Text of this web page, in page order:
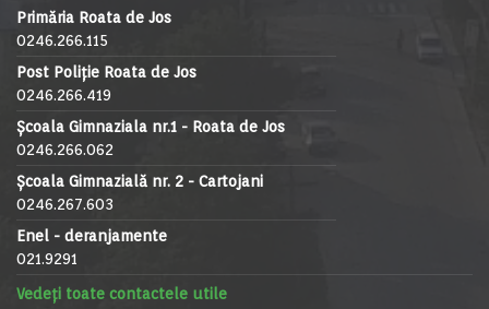
Primăria Roata de Jos
0246.266.115
Post Poliție Roata de Jos
0246.266.419
Școala Gimnaziala nr.1 - Roata de Jos
0246.266.062
Școala Gimnazială nr. 2 - Cartojani
0246.267.603
Enel - deranjamente
021.9291
Vedeți toate contactele utile